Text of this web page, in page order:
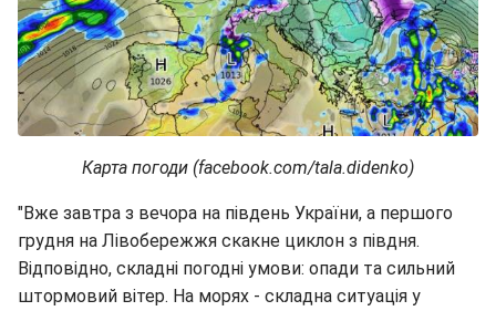
Карта погоди (facebook.com/tala.didenko)
"Вже завтра з вечора на південь України, а першого
грудня на Лівобережжя скакне циклон з півдня.
Відповідно, складні погодні умови: опади та сильний
штормовий вітер. На морях - складна ситуація у